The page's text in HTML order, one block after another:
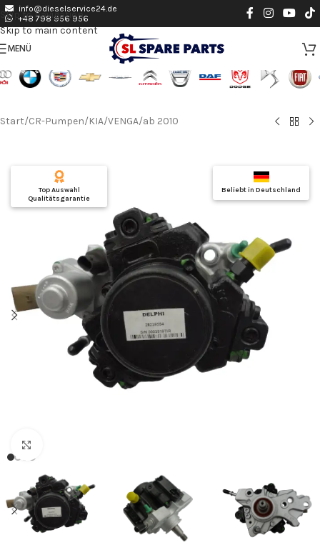
Skip to navigation
Skip to main content
info@dieselservice24.de
+48 798 956 956
MENÜ
Start/CR-Pumpen/KIA/VENGA/ab 2010
Beliebt in Deutschland
Top Auswahl
Qualitätsgarantie